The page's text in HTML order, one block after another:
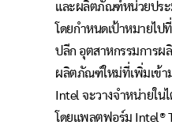
และผลิตภัณฑ์หน่วยประ
โดยกำหนดเป้าหมายไ
ปลีก อุตสาหกรรมการผ
ผลิตภัณฑ์ใหม่ที่เพิ่มเข้า
Intel จะวางจำหน่ายใ
โดยแพลตฟอร์ม Intel®